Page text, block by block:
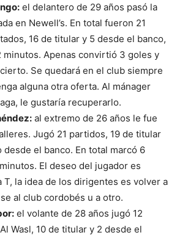
el delantero de 29 años pasó la
en Newell’s. En total fueron 21
16 de titular y 5 desde el banco,
minutos. Apenas convirtió 3 goles y
Se quedará en el club siempre
alguna otra oferta. Al mánager
le gustaría recuperarlo.
al extremo de 26 años le fue
Jugó 21 partidos, 19 de titular
desde el banco. En total marcó 6
El deseo del jugador es
T, la idea de los dirigentes es volver a
al club cordobés u a otro.
el volante de 28 años jugó 12
Wasl, 10 de titular y 2 desde el